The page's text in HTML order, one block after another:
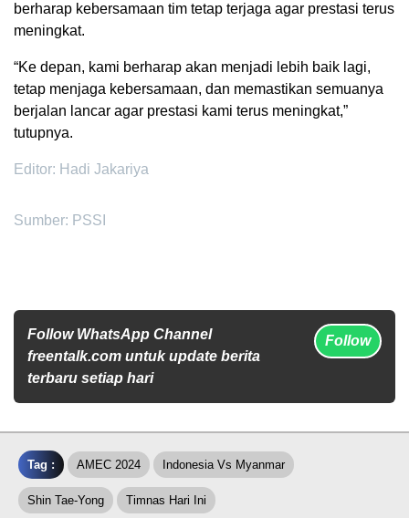
berharap kebersamaan tim tetap terjaga agar prestasi terus
meningkat.
“Ke depan, kami berharap akan menjadi lebih baik lagi,
tetap menjaga kebersamaan, dan memastikan semuanya
berjalan lancar agar prestasi kami terus meningkat,”
tutupnya.
Editor: Hadi Jakariya
Sumber: PSSI
Follow WhatsApp Channel
freentalk.com untuk update berita
terbaru setiap hari
Follow
Tag : AMEC 2024 Indonesia Vs Myanmar
Shin Tae-Yong Timnas Hari Ini